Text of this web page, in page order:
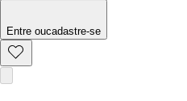
Entre oucadastre-se